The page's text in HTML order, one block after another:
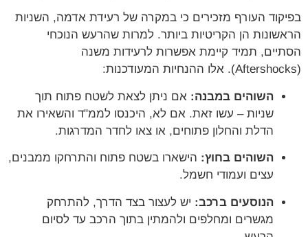
בפיקוד העורף מזכירים כי במקרה של רעידת אדמה, השניות
הראשונות הן הקריטיות ביותר. למרות שהרעש הנוכחי
הסתיים, תמיד קיימת אפשרות לרעידות משנה
(Aftershocks). אלו ההנחיות המעודכנות:
השוהים במבנה: אם ניתן לצאת לשטח פתוח תוך
שניות – עשו זאת. אם לא, היכנסו לממ"ד והשאירו את
הדלת והחלון פתוחים, או צאו לחדר המדרגות.
השוהים בחוץ: הישארו בשטח פתוח והתרחקו ממבנים,
עצים ועמודי חשמל.
הנוסעים ברכב: יש לעצור בצד הדרך, להתרחק
מגשרים ומחלפים ולהמתין בתוך הרכב עד לסיום